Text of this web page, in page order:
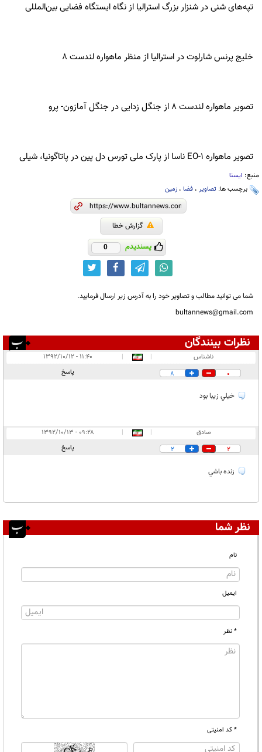
تپه‌های شنی در شنزار بزرگ استرالیا از نگاه ایستگاه فضایی بین‌المللی
خلیج پرنس شارلوت در استرالیا از منظر ماهواره لندست 8
تصویر ماهواره لندست 8 از جنگل زدایی در جنگل آمازون- پرو
تصویر ماهواره EO-1 ناسا از پارک ملی تورس دل پین در پاتاگونیا، شیلی
منبع: ایسنا
برچسب ها: تصاویر ، فضا ، زمین
گزارش خطا
پسندیدم 0
شما می توانید مطالب و تصاویر خود را به آدرس زیر ارسال فرمایید.
bultannews@gmail.com
نظرات بینندگان
در انتظار بررسی:۱
ناشناس |
|
۱۱:۴۰ - ۱۳۹۲/۱۰/۱۲
0
8 پاسخ
خيلي زيبا بود
صادق |
|
۰۹:۲۸ - ۱۳۹۲/۱۰/۱۳
2
2 پاسخ
زنده باشي
نظر شما
نام
ایمیل
* نظر
* کد امنیتی